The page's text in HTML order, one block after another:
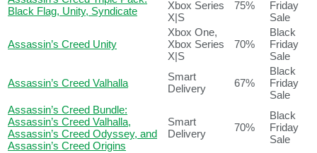
Black Flag, Unity, Syndicate
Xbox Series
X|S
75%
Friday
Sale
Assassin’s Creed Unity
Xbox One,
Xbox Series
X|S
70%
Black
Friday
Sale
Assassin’s Creed Valhalla
Smart
Delivery
67%
Black
Friday
Sale
Assassin’s Creed Bundle:
Assassin’s Creed Valhalla,
Assassin’s Creed Odyssey, and
Assassin’s Creed Origins
Smart
Delivery
70%
Black
Friday
Sale